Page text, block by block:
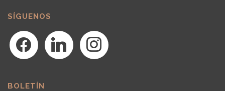
SÍGUENOS
facebook linkedin instagram
BOLETÍN